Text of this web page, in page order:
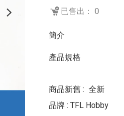
已售出： 0
簡介
產品規格
商品新舊 :	全新
品牌 : TFL Hobby